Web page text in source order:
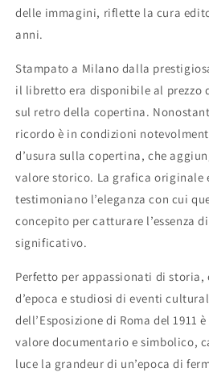
delle immagini, riflette la cura
anni.
Stampato a Milano dalla
il libretto era disponibile al prezzo
sul retro della copertina.
ricordo è in condizioni
d’usura sulla copertina, che
valore storico. La grafica originale
testimoniano l’eleganza con cui
concepito per catturare l’essenza
significativo.
Perfetto per appassionati di
d’epoca e studiosi di eventi
dell’Esposizione di Roma del 1911
valore documentario e simbolico,
luce la grandeur di un’epoca di